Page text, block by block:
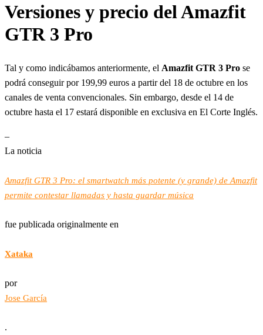
Versiones y precio del Amazfit
GTR 3 Pro
Tal y como indicábamos anteriormente, el Amazfit GTR 3 Pro se
podrá conseguir por 199,99 euros a partir del 18 de octubre en los
canales de venta convencionales. Sin embargo, desde el 14 de
octubre hasta el 17 estará disponible en exclusiva en El Corte Inglés.
–
La noticia
Amazfit GTR 3 Pro: el smartwatch más potente (y grande) de Amazfit
permite contestar llamadas y hasta guardar música
fue publicada originalmente en
Xataka
por
Jose García
.